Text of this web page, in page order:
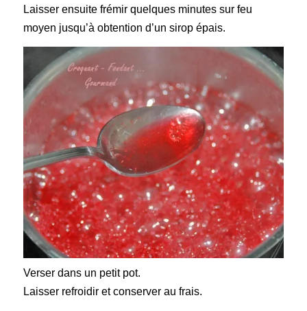
Laisser ensuite frémirquelques minutes sur feu
moyen jusqu’à obtention d’un sirop épais.
Verser dans un petit pot.
Laisser refroidir et conserver au frais.